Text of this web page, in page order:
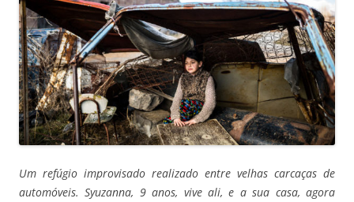
Um refúgio improvisado realizado entre velhas carcaças de
automóveis. Syuzanna, 9 anos, vive ali, e a sua casa, agora